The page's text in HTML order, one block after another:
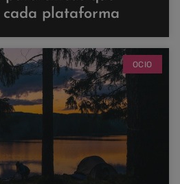
cada plataforma
OCIO